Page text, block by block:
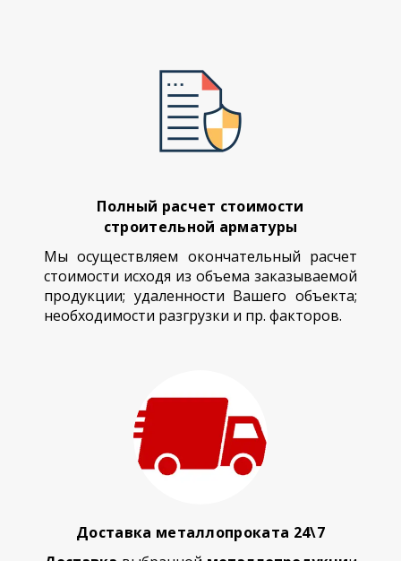
Полный расчет стоимости
строительной арматуры
Мы осуществляем окончательный расчет
стоимости исходя из объема заказываемой
продукции; удаленности Вашего объекта;
необходимости разгрузки и пр. факторов.
Доставка металлопроката 24\7